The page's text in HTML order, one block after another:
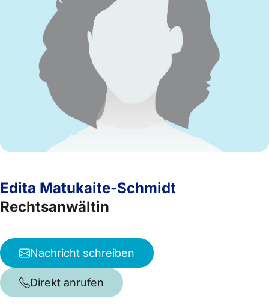
Edita Matukaite-Schmidt
Rechtsanwältin
Nachricht schreiben
Direkt anrufen